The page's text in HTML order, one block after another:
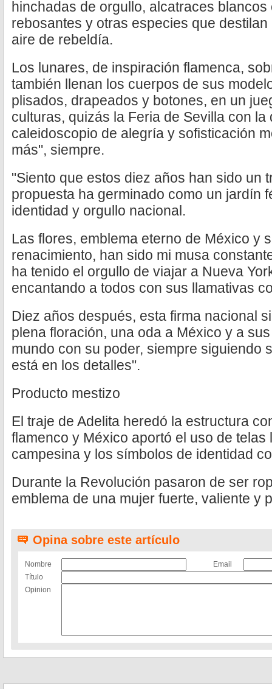
hinchadas de orgullo, alcatraces
rebosantes y otras especies que
aire de rebeldía.
Los lunares, de inspiración flamenca,
también llenan los cuerpos de sus
plisados, drapeados y botones, en un
culturas, quizás la Feria de Sevilla con
caleidoscopio de alegría y sofisticación
más", siempre.
"Siento que estos diez años han sido un
propuesta ha germinado como un jardín
identidad y orgullo nacional.
Las flores, emblema eterno de México y
renacimiento, han sido mi musa
ha tenido el orgullo de viajar a Nueva
encantando a todos con sus llamativas
Diez años después, esta firma nacional
plena floración, una oda a México y a
mundo con su poder, siempre siguiendo
está en los detalles".
Producto mestizo
El traje de Adelita heredó la estructura
flamenco y México aportó el uso de
campesina y los símbolos de identidad
Durante la Revolución pasaron de ser
emblema de una mujer fuerte, valiente y
Opina sobre este artículo
Nombre
Email
Título
Opinion